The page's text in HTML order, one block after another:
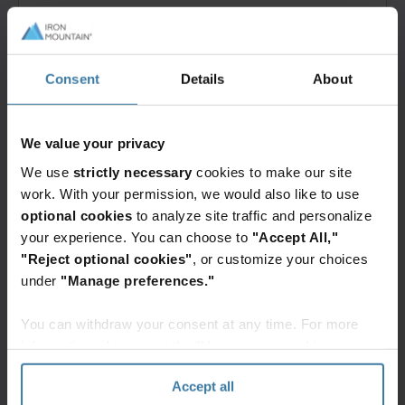
Consent Details About
We value your privacy
We use strictly necessary cookies to make our site
work. With your permission, we would also like to use
optional cookies to analyze site traffic and personalize
your experience. You can choose to "Accept All,"
"Reject optional cookies" , or customize your choices
under "Manage preferences."
You can withdraw your consent at any time. For more
section" of ourPrivacy Policy.
Accept all
Ocupamos el puesto n.º 619 del listado Fortune
Formamos parte del Índice S&P 500, el barómetro
líder del mercado de valores de los EE. UU.